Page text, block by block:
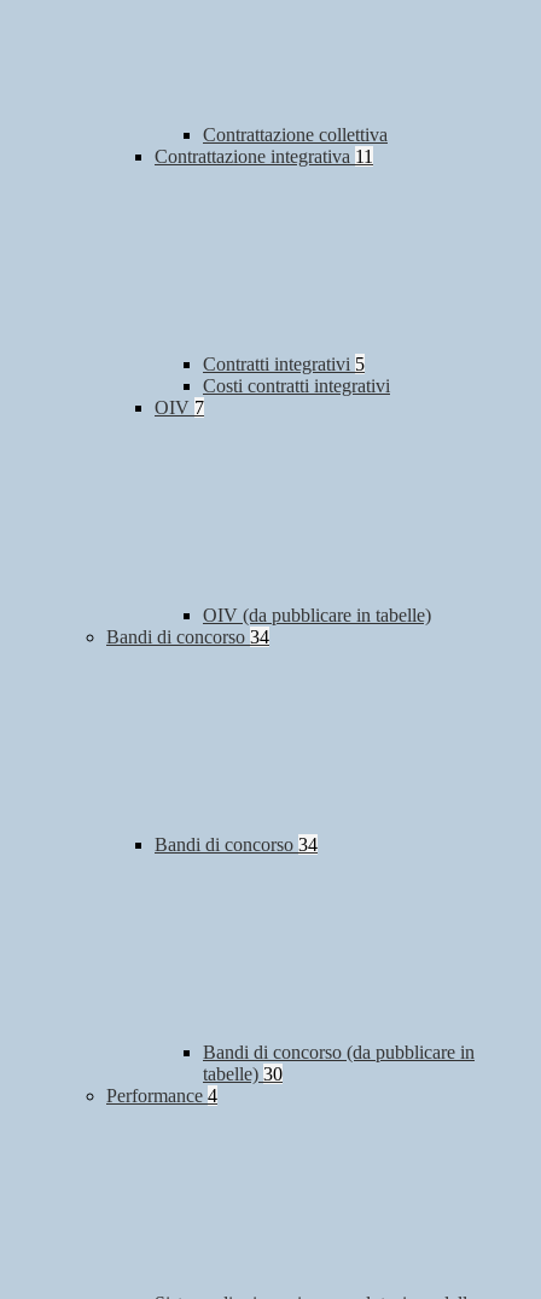
Contrattazione collettiva
Contrattazione integrativa 11
Contratti integrativi 5
Costi contratti integrativi
OIV 7
OIV (da pubblicare in tabelle)
Bandi di concorso 34
Bandi di concorso 34
Bandi di concorso (da pubblicare in
tabelle) 30
Performance 4